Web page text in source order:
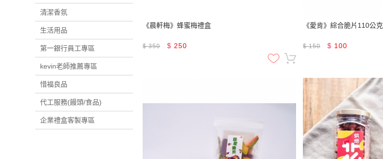
清潔香氛
生活用品
第一銀行員工專區
kevin老師推薦專區
惜福良品
代工服務(饅頭/食品)
企業禮盒客製專區
《晨軒梅》蜂蜜梅禮盒
$350 $ 250
《愛肯》綜合脆片110公克
$150 $ 100